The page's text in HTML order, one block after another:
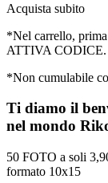
Acquista subito
*Nel carrello,
ATTIVA CODICE.
*Non cumulabile
Ti diamo il
nel mondo
50 FOTO a soli
formato 10x15